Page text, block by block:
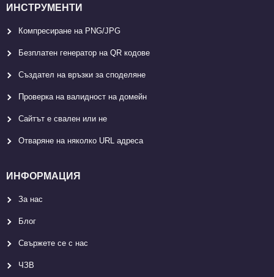
ИНСТРУМЕНТИ
Компресиране на PNG/JPG
Безплатен генератор на QR кодове
Създател на връзки за споделяне
Проверка на валидност на домейн
Сайтът е свален или не
Отваряне на няколко URL адреса
ИНФОРМАЦИЯ
За нас
Блог
Свържете се с нас
ЧЗВ